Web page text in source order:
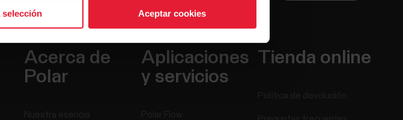
selección Aceptar cookies
Acerca de
Polar
Aplicaciones
y servicios
Tienda online